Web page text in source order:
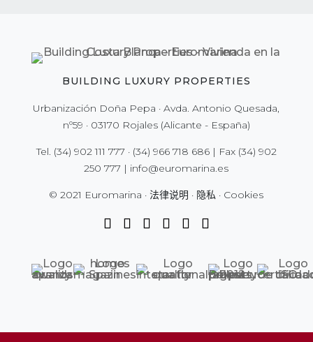
BUILDING LUXURY PROPERTIES
Urbanización Doña Pepa · Avda. Antonio Quesada,
nº59 · 03170 Rojales (Alicante - España)
Tel. (34) 902 111 777 · (34) 966 718 686| Fax (34) 902
250 777 | info@euromarina.es
© 2021 Euromarina · 法律说明 · 隐私 · Cookies